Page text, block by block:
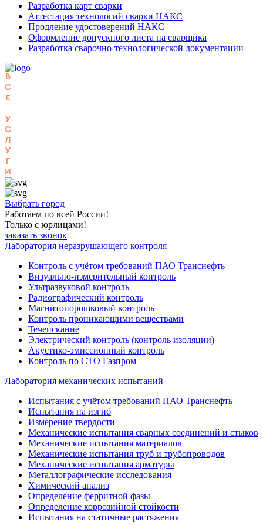
Разработка карт сварки
Аттестация технологий сварки НАКС
Продление удостоверений НАКС
Оформление допускного листа на сварщика
Разработка сварочно-технологической документации
Выбрать город
Работаем по всей России!
Только с юрлицами!
заказать звонок
Лаборатория неразрушающего контроля
Контроль с учётом требований ПАО Транснефть
Визуально-измерительный контроль
Ультразвуковой контроль
Радиографический контроль
Магнитопорошковый контроль
Контроль проникающими веществами
Течеискание
Электрический контроль (контроль изоляции)
Акустико-эмиссионный контроль
Контроль по СТО Газпром
Лаборатория механических испытаний
Испытания с учётом требований ПАО Транснефть
Испытания на изгиб
Измерение твердости
Механические испытания сварных соединений и стыков
Механические испытания материалов
Механические испытания труб и трубопроводов
Механические испытания арматуры
Металлографические исследования
Химический анализ
Определение ферритной фазы
Определение коррозийной стойкости
Испытания на статичные растяжения